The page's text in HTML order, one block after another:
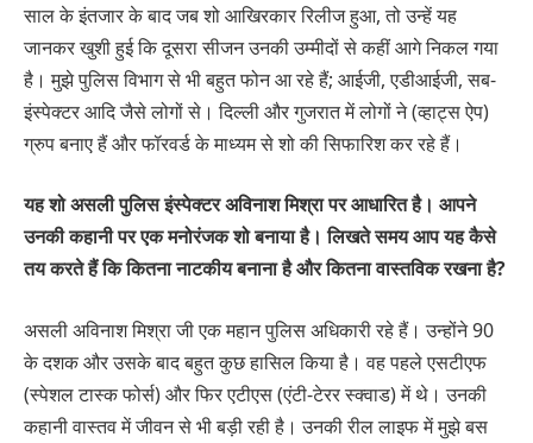
साल के इंतजार के बाद जब शो आखिरकार रिलीज हुआ, तो उन्हें यह
जानकर खुशी हुई कि दूसरा सीजन उनकी उम्मीदों से कहीं आगे निकल गया
है। मुझे पुलिस विभाग से भी बहुत फोन आ रहे हैं; आईजी, एडीआईजी, सब-
इंस्पेक्टर आदि जैसे लोगों से। दिल्ली और गुजरात में लोगों ने (व्हाट्स ऐप)
ग्रुप बनाए हैं और फॉरवर्ड के माध्यम से शो की सिफारिश कर रहे हैं।
यह शो असली पुलिस इंस्पेक्टर अविनाश मिश्रा पर आधारित है। आपने
उनकी कहानी पर एक मनोरंजक शो बनाया है। लिखते समय आप यह कैसे
तय करते हैं कि कितना नाटकीय बनाना है और कितना वास्तविक रखना है?
असली अविनाश मिश्रा जी एक महान पुलिस अधिकारी रहे हैं। उन्होंने 90
के दशक और उसके बाद बहुत कुछ हासिल किया है। वह पहले एसटीएफ
(स्पेशल टास्क फोर्स) और फिर एटीएस (एंटी-टेरर स्क्वाड) में थे। उनकी
कहानी वास्तव में जीवन से भी बड़ी रही है। उनकी रील लाइफ में मुझे बस